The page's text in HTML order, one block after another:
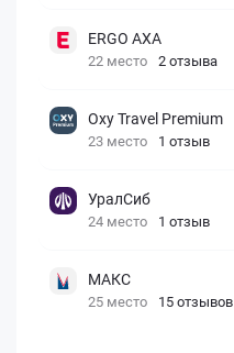
ERGO AXA
22 место 2 отзыва
Oxy Travel Premium
23 место 1 отзыв
УралСиб
24 место 1 отзыв
МАКС
25 место 15 отзывов